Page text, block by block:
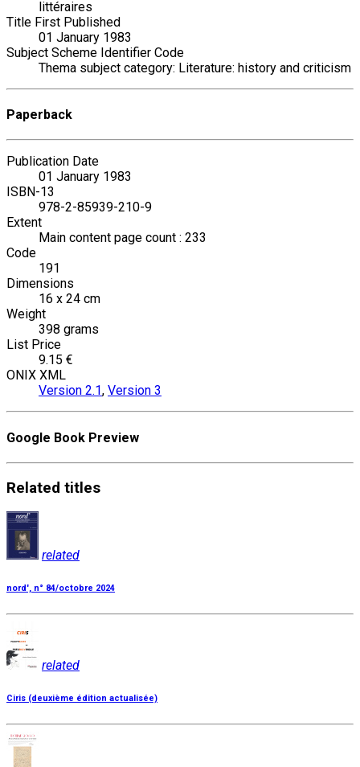
littéraires
Title First Published
01 January 1983
Subject Scheme Identifier Code
Thema subject category: Literature: history and criticism
Paperback
Publication Date
01 January 1983
ISBN-13
978-2-85939-210-9
Extent
Main content page count : 233
Code
191
Dimensions
16 x 24 cm
Weight
398 grams
List Price
9.15 €
ONIX XML
Version 2.1, Version 3
Google Book Preview
Related titles
related
nord', n° 84/octobre 2024
related
Ciris (deuxième édition actualisée)